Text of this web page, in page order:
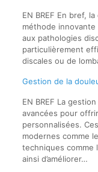
EN BREF En bref,
méthode
aux pathologies
particulièrement
discales ou de
Gestion de la
EN BREF La
avancées pour
personnalisées.
modernes comme
techniques comme
ainsi d’améliorer…